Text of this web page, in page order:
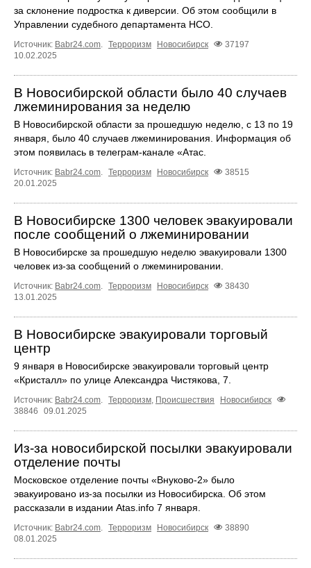
за склонение подростка к диверсии. Об этом сообщили в
Управлении судебного департамента НСО.
Источник: Babr24.com. Терроризм Новосибирск
37197
10.02.2025
В Новосибирской области было 40 случаев
лжеминирования за неделю
В Новосибирской области за прошедшую неделю, с 13 по 19
января, было 40 случаев лжеминирования. Информация об
этом появилась в телеграм-канале «Атас.
Источник: Babr24.com. Терроризм Новосибирск
38515
20.01.2025
В Новосибирске 1300 человек эвакуировали
после сообщений о лжеминировании
В Новосибирске за прошедшую неделю эвакуировали 1300
человек из-за сообщений о лжеминировании.
Источник: Babr24.com. Терроризм Новосибирск
38430
13.01.2025
В Новосибирске эвакуировали торговый
центр
9 января в Новосибирске эвакуировали торговый центр
«Кристалл» по улице Александра Чистякова, 7.
Источник: Babr24.com. Терроризм, Происшествия
Новосибирск
38846
09.01.2025
Из-за новосибирской посылки эвакуировали
отделение почты
Московское отделение почты «Внуково-2» было
эвакуировано из-за посылки из Новосибирска. Об этом
рассказали в издании Atas.info 7 января.
Источник: Babr24.com. Терроризм Новосибирск
38890
08.01.2025